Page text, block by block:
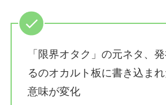
「限界オタク」の元ネタ、
るのオカルト板に書き込まれ
意味が変化